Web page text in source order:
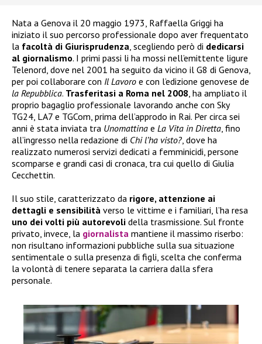
Nata a Genova il 20 maggio 1973, Raffaella Griggi ha
iniziato il suo percorso professionale dopo aver frequentato
la facoltà di Giurisprudenza , scegliendo però di dedicarsi
al giornalismo. I primi passi li ha mossi nell’emittente ligure
Telenord, dove nel 2001 ha seguito da vicino il G8 di Genova,
per poi collaborare con Il Lavoro e con l’edizione genovese de
la Repubblica. Trasferitasi a Roma nel 2008 , ha ampliato il
proprio bagaglio professionale lavorando anche con Sky
TG24, LA7 e TGCom, prima dell’approdo in Rai. Per circa sei
anni è stata inviata tra Unomattina e La Vita in Diretta , fino
all’ingresso nella redazione di Chi l’ha visto? , dove ha
realizzato numerosi servizi dedicati a femminicidi, persone
scomparse e grandi casi di cronaca, tra cui quello di Giulia
Cecchettin.
Il suo stile, caratterizzato da rigore, attenzione ai
dettagli e sensibilità verso le vittime e i familiari, l’ha resa
uno dei volti più autorevoli della trasmissione. Sul fronte
privato, invece, la giornalista mantiene il massimo riserbo:
non risultano informazioni pubbliche sulla sua situazione
sentimentale o sulla presenza di figli, scelta che conferma
la volontà di tenere separata la carriera dalla sfera
personale.